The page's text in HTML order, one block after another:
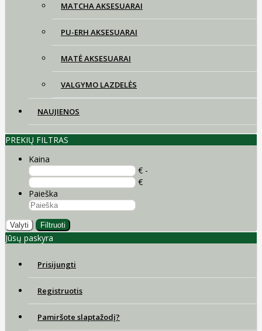
MATCHA AKSESUARAI
PU-ERH AKSESUARAI
MATĖ AKSESUARAI
VALGYMO LAZDELĖS
NAUJIENOS
PREKIŲ FILTRAS
Kaina
€ -
€
Paieška
Valyti Filtruoti
Jūsų paskyra
Prisijungti
Registruotis
Pamiršote slaptažodį?